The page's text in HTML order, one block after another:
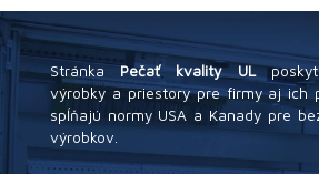
StránkaPečať kvality UL
výrobky a priestory pre firmy aj ich
spĺňajú normy USA a Kanady pre
výrobkov.